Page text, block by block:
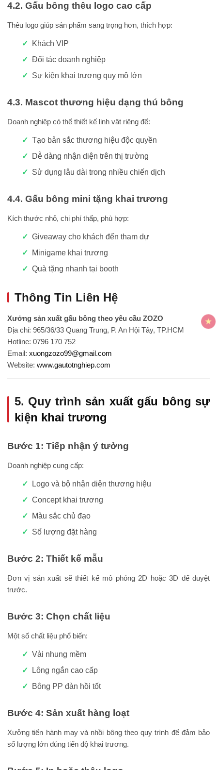
4.2. Gấu bông thêu logo cao cấp
Thêu logo giúp sản phẩm sang trọng hơn, thích hợp:
Khách VIP
Đối tác doanh nghiệp
Sự kiện khai trương quy mô lớn
4.3. Mascot thương hiệu dạng thú bông
Doanh nghiệp có thể thiết kế linh vật riêng để:
Tạo bản sắc thương hiệu độc quyền
Dễ dàng nhận diện trên thị trường
Sử dụng lâu dài trong nhiều chiến dịch
4.4. Gấu bông mini tặng khai trương
Kích thước nhỏ, chi phí thấp, phù hợp:
Giveaway cho khách đến tham dự
Minigame khai trương
Quà tặng nhanh tại booth
Thông Tin Liên Hệ
Xưởng sản xuất gấu bông theo yêu cầu ZOZO
Địa chỉ: 965/36/33 Quang Trung, P. An Hội Tây, TP.HCM
Hotline: 0796 170 752
Email: xuongzozo99@gmail.com
Website: www.gautotnghiep.com
5. Quy trình sản xuất gấu bông sự
kiện khai trương
Bước 1: Tiếp nhận ý tưởng
Doanh nghiệp cung cấp:
Logo và bộ nhận diện thương hiệu
Concept khai trương
Màu sắc chủ đạo
Số lượng đặt hàng
Bước 2: Thiết kế mẫu
Đơn vị sản xuất sẽ thiết kế mô phỏng 2D hoặc 3D để duyệt
trước.
Bước 3: Chọn chất liệu
Một số chất liệu phổ biến:
Vải nhung mềm
Lông ngắn cao cấp
Bông PP đàn hồi tốt
Bước 4: Sản xuất hàng loạt
Xưởng tiến hành may và nhồi bông theo quy trình để đảm bảo
số lượng lớn đúng tiến độ khai trương.